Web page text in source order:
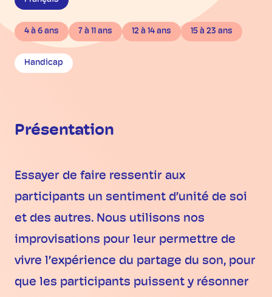
4 à 6 ans 7 à 11 ans 12 à 14 ans 15 à 23 ans
Handicap
Présentation
Essayer de faire ressentir aux
participants un sentiment d’unité de soi
et des autres. Nous utilisons nos
improvisations pour leur permettre de
vivre l’expérience du partage du son, pour
que les participants puissent y résonner